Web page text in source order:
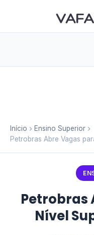
Início
Ensino Superior
Petrobras Abre Vagas
Petrobras
Nível